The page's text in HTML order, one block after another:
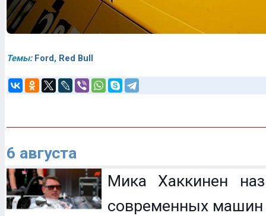
Темы: Ford, Red Bull
6 августа
Мика Хаккинен
современных